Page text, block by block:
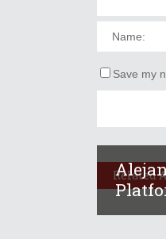
Save my
Related